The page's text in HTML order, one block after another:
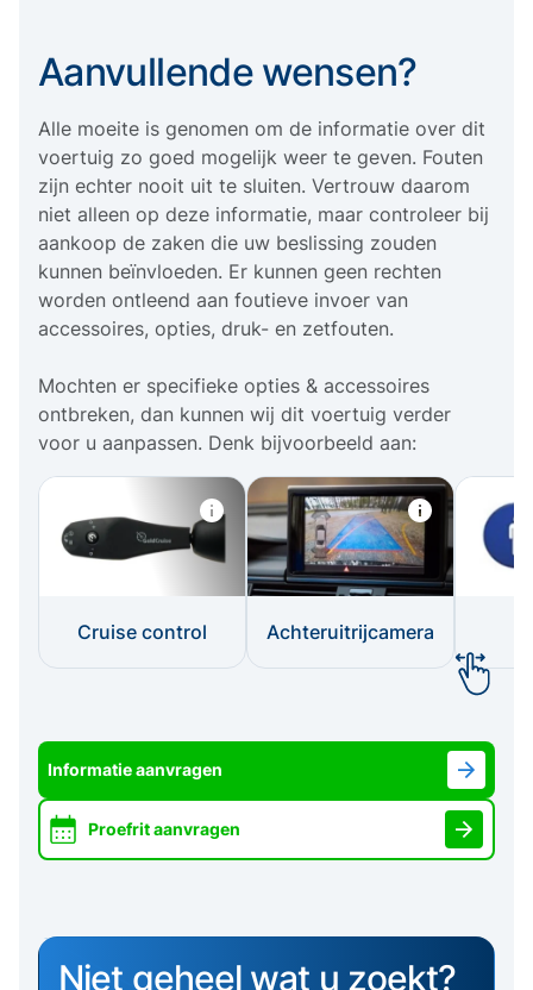
Aanvullende wensen?
Alle moeite is genomen om de informatie over dit
voertuig zo goed mogelijk weer te geven. Fouten
zijn echter nooit uit te sluiten. Vertrouw daarom
niet alleen op deze informatie, maar controleer bij
aankoop de zaken die uw beslissing zouden
kunnen beïnvloeden. Er kunnen geen rechten
worden ontleend aan foutieve invoer van
accessoires, opties, druk- en zetfouten.
Mochten er specifieke opties & accessoires
ontbreken, dan kunnen wij dit voertuig verder
voor u aanpassen. Denk bijvoorbeeld aan:
Cruise control Achteruitrijcamera
Informatie aanvragen
Proefrit aanvragen
Niet geheel wat u zoekt?